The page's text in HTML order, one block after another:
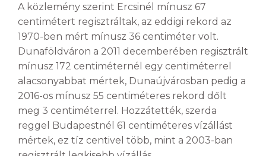
A közlemény szerint Ercsinél mínusz 67
centimétert regisztráltak, az eddigi rekord az
1970-ben mért mínusz 36 centiméter volt.
Dunaföldváron a 2011 decemberében regisztrált
mínusz 172 centiméternél egy centiméterrel
alacsonyabbat mértek, Dunaújvárosban pedig a
2016-os mínusz 55 centiméteres rekord dőlt
meg 3 centiméterrel. Hozzátették, szerda
reggel Budapestnél 61 centiméteres vízállást
mértek, ez tíz centivel több, mint a 2003-ban